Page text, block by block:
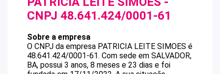
CNPJ 48.641.424/0001-61
Sobre a empresa
O CNPJ da empresa PATRICIA LEITE SIMOES é
48.641.424/0001-61. Com sede em SALVADOR,
BA, possui 3 anos, 8 meses e 23 dias e foi